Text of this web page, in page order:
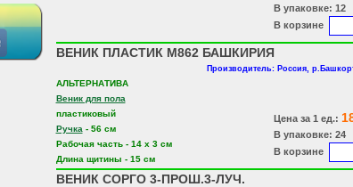
В упаковке: 12
В корзине
ВЕНИК ПЛАСТИК М862 БАШКИРИЯ
Производитель: Россия,
АЛЬТЕРНАТИВА
Веник для пола
пластиковый
Ручка - 56 см
Рабочая часть - 14 х 3 см
Длина щитины - 15 см
Цена за 1 ед.:
В упаковке: 24
В корзине
ВЕНИК СОРГО 3-ПРОШ.3-ЛУЧ.